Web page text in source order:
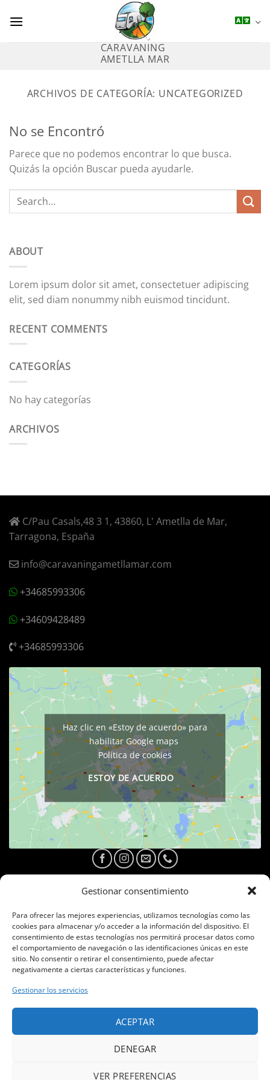
Gestionar consentimiento
Para ofrecer las mejores experiencias, utilizamos tecnologías como las
cookies para almacenar y/o acceder a la información del dispositivo. El
consentimiento de estas tecnologías nos permitirá procesar datos como
el comportamiento de navegación o las identificaciones únicas en este
sitio. No consentir o retirar el consentimiento, puede afectar
negativamente a ciertas características y funciones.
Gestionar los servicios
ACEPTAR
DENEGAR
VER PREFERENCIAS
CARAVANING
AMETLLA MAR
ARCHIVOS DE CATEGORÍA: UNCATEGORIZED
No se Encontró
Parece que no podemos encontrar lo que busca.
Quizás la opción Buscar pueda ayudarle.
ABOUT
Lorem ipsum dolor sit amet, consectetuer adipiscing
elit, sed diam nonummy nibh euismod tincidunt.
RECENT COMMENTS
CATEGORÍAS
No hay categorías
ARCHIVOS
C/Pau Casals,48 3 1, 43860, L' Ametlla de Mar,
Tarragona, España
info@caravaningametllamar.com
+34685993306
+34609428489
+34685993306
Haz clic en «Estoy de acuerdo» para
habilitar Google maps
Política de cookies
ESTOY DE ACUERDO
Haz clic en «Estoy de acuerdo» para
habilitar Facebook